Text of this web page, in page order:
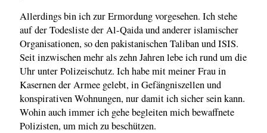
Allerdings bin ich zur Ermordung vorgesehen. Ich stehe
auf der Todesliste der Al-Qaida und anderer islamischer
Organisationen, so den pakistanischen Taliban und ISIS.
Seit inzwischen mehr als zehn Jahren lebe ich rund um die
Uhr unter Polizeischutz. Ich habe mit meiner Frau in
Kasernen der Armee gelebt, in Gefängniszellen und
konspirativen Wohnungen, nur damit ich sicher sein kann.
Wohin auch immer ich gehe begleiten mich bewaffnete
Polizisten, um mich zu beschützen.